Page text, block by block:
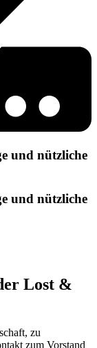
und nützliche
und nützliche
Lost &
zu
zum Vorstand